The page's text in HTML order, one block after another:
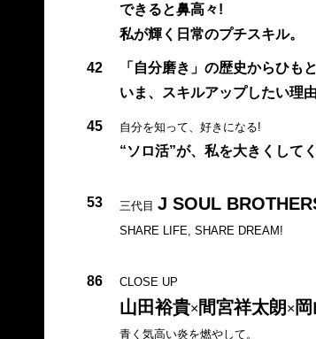
できると鼻高々!
私が輝く日常のプチスキル。
42
「自分磨き」の歴史からひもと
いま、スキルアップしたい理由
45 自分を知って、好きになる!
“ソロ活”が、私を大きくしてく
53 三代目 J SOUL
SHARE LIFE, SHARE DREAM!
86 CLOSE UP
山田裕貴× 間宮祥太朗×
青く気高い炎を燃やして。